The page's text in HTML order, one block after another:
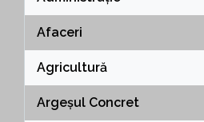
Afaceri
Agricultură
Argeșul Concret